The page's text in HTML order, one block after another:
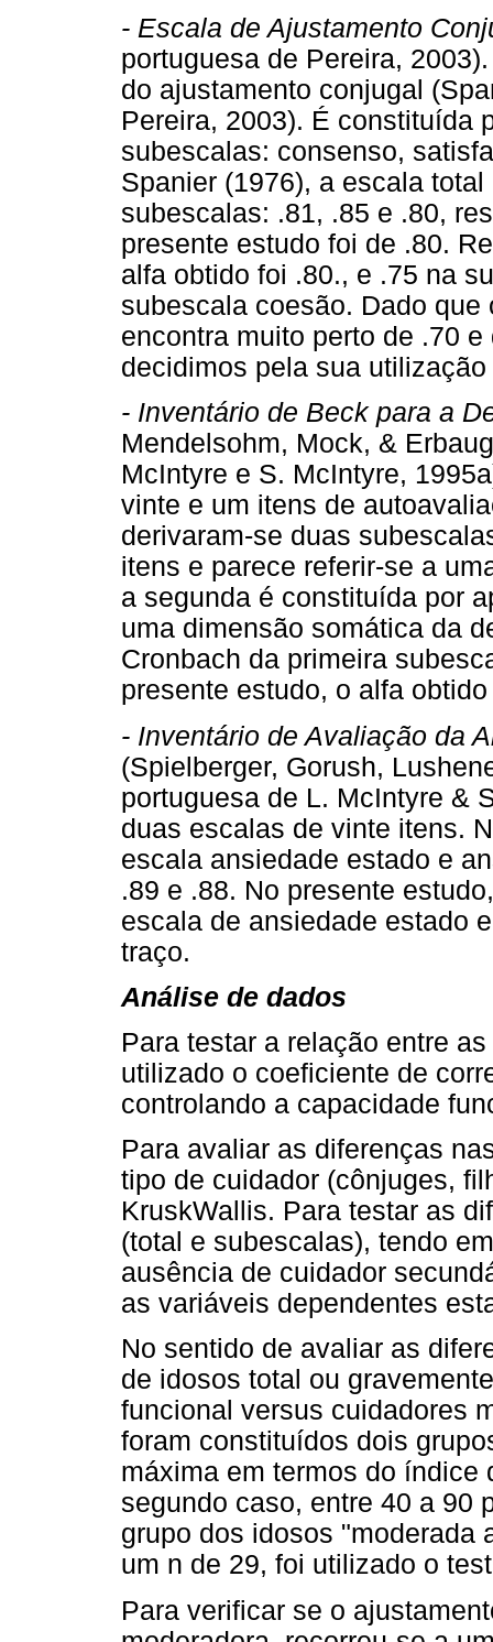
- Escala de Ajustamento
portuguesa de Pereira,
do ajustamento conjugal
Pereira, 2003). É constituída
subescalas: consenso,
Spanier (1976), a escala
subescalas: .81, .85 e .80,
presente estudo foi de .80.
alfa obtido foi .80., e .75 na
subescala coesão. Dado
encontra muito perto de .70
decidimos pela sua
- Inventário de Beck para a
Mendelsohm, Mock, &
McIntyre e S. McIntyre,
vinte e um itens de
derivaram-se duas
itens e parece referir-se a
a segunda é constituída por
uma dimensão somática da
Cronbach da primeira
presente estudo, o alfa
- Inventário de Avaliação da
(Spielberger, Gorush,
portuguesa de L. McIntyre &
duas escalas de vinte itens.
escala ansiedade estado e
.89 e .88. No presente
escala de ansiedade estado
traço.
Análise de dados
Para testar a relação entre
utilizado o coeficiente de
controlando a capacidade
Para avaliar as diferenças
tipo de cuidador (cônjuges,
KruskWallis. Para testar as
(total e subescalas), tendo
ausência de cuidador
as variáveis dependentes
No sentido de avaliar as
de idosos total ou
funcional versus cuidadores
foram constituídos dois
máxima em termos do índice
segundo caso, entre 40 a 90
grupo dos idosos "moderada
um n de 29, foi utilizado o
Para verificar se o